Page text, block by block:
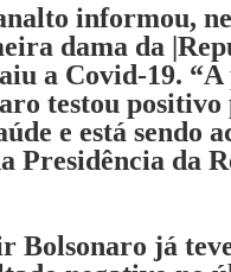
informou,
dama da
a Covid-19.
testou
e está sendo
Presidência da
Bolsonaro já